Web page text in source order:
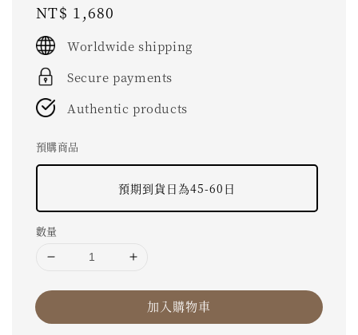
Regular
price
NT$ 1,680
Worldwide shipping
Secure payments
Authentic products
預購商品
預期到貨日為45-60日
數量
加入購物車